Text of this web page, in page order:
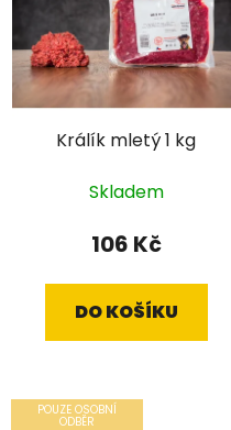
Králík mletý 1 kg
Skladem
106 Kč
DO KOŠÍKU
POUZE OSOBNÍ
ODBĚR